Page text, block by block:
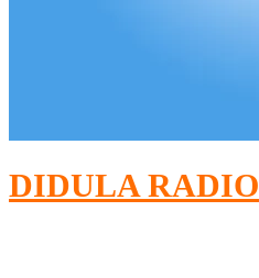
DIDULA RADIO